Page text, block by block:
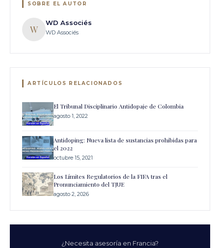
SOBRE EL AUTOR
W
WD Associés
WD Associés
ARTÍCULOS RELACIONADOS
El Tribunal Disciplinario Antidopaje de Colombia
agosto 1, 2022
Antidoping: Nueva lista de sustancias prohibidas para
el 2022
octubre 15, 2021
Los Límites Regulatorios de la FIFA tras el
Pronunciamiento del TJUE
agosto 2, 2026
¿Necesita asesoría en Francia?